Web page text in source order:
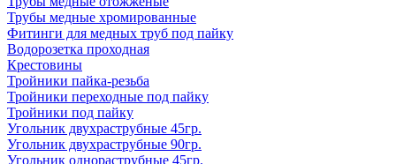
Трубы медные хромированные
Фитинги для медных труб под пайку
Водорозетка проходная
Крестовины
Тройники пайка-резьба
Тройники переходные под пайку
Тройники под пайку
Угольник двухраструбные 45гр.
Угольник двухраструбные 90гр.
Угольник однораструбные 45гр.